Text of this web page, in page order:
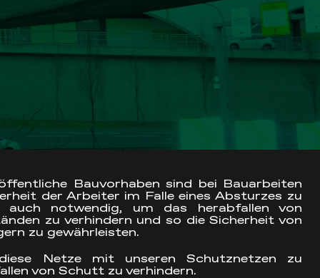
Bauvorhaben sind bei Bauarbeiten
der Arbeiter im Falle eines Absturzes zu
auch notwendig, um das herabfallen von
zu verhindern und so die Sicherheit von
zu gewährleisten.
Netze mit unseren Schutznetzen zu
von Schutt zu verhindern.